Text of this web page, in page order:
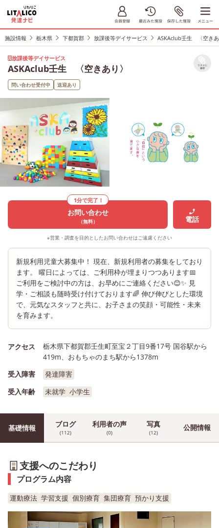
施設情報 栃木県 下都賀郡 放課後等デイサービス ASKAclub壬生 〈空き
放課後等デイサービス
ASKAclub壬生 〈空きあり〉 リストに
保存
問い合わせ受付中 送迎あり
1分で完了！
お問い合わせ
（無料） 電話
※営業・調査を目的としたお問い合わせはご遠慮ください
新規利用児童大募集中！ 現在、新規利用者の募集をしており
ます。 曜日によっては、ご利用枠が埋まりつつあります📅
ご利用をご検討中の方は、お早めにご連絡ください😊✨ 見
学・ご相談も随時受け付けております🌈 伸び伸びとした環境
で、元気なスタッフと共に、お子さまの笑顔・可能性・未来
を育みます。
アクセス
栃木県下都賀郡壬生町至宝２丁目9番17号 国谷駅から
419m、おもちゃのまち駅から1378m
受入障害
発達障害
受入年齢
未就学 小学生
基礎情報 ブログ
(112)
利用者の声
(0)
写真
(12)
公開情報
支援へのこだわり
プログラム内容
運動療法 学習支援 個別療育 集団療育 預かり支援